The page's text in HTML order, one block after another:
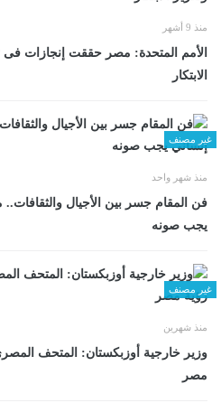
منذ 9 أشهر
الأمم المتحدة: مصر حققت إنجازات فى
الابتكار
غير مصنف
منذ شهر واحد
فن المقام جسر بين الأجيال
يجب صونه
غير مصنف
منذ شهرين
وزير خارجية أوزبكستان: المتحف
مصر